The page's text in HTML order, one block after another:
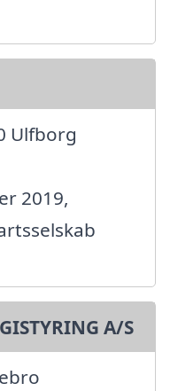
Ulfborg
2019,
A/S